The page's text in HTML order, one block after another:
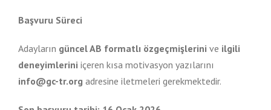
Başvuru Süreci
Adayların güncel AB formatlı özgeçmişlerini ve ilgili
deneyimlerini içeren kısa motivasyon yazılarını
info@gc-tr.org adresine iletmeleri gerekmektedir.